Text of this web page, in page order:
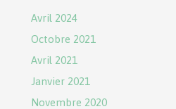
Avril 2024
Octobre 2021
Avril 2021
Janvier 2021
Novembre 2020